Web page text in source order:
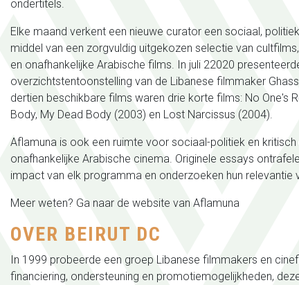
ondertitels.
Elke maand verkent een nieuwe curator een sociaal,
middel van een zorgvuldig uitgekozen selectie van
en onafhankelijke Arabische films. In juli 22020
overzichtstentoonstelling van de Libanese filmmaker
dertien beschikbare films waren drie korte films: No One's
Body, My Dead Body (2003) en Lost Narcissus (2004).
Aflamuna is ook een ruimte voor sociaal-politiek en kritisch
onafhankelijke Arabische cinema. Originele essays
impact van elk programma en onderzoeken hun relevantie
Meer weten? Ga naar de website van Aflamuna
OVER BEIRUT DC
In 1999 probeerde een groep Libanese filmmakers en
financiering, ondersteuning en promotiemogelijkheden,